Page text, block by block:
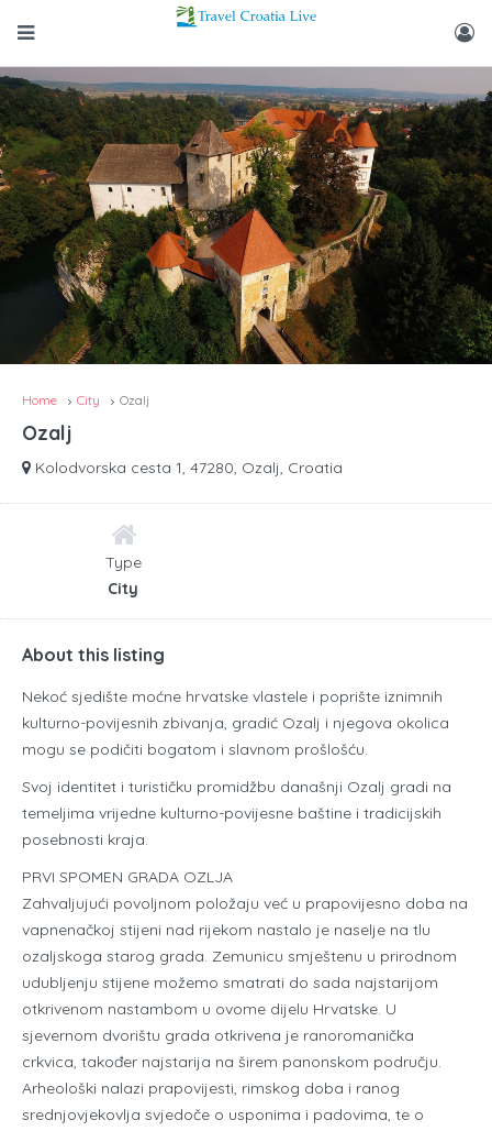
Home City Ozalj
Ozalj
Kolodvorska cesta 1, 47280, Ozalj, Croatia
Type
City
About this listing
Nekoć sjedište moćne hrvatske vlastele i poprište iznimnih
kulturno-povijesnih zbivanja, gradić Ozalj i njegova okolica
mogu se podičiti bogatom i slavnom prošlošću.
Svoj identitet i turističku promidžbu današnji Ozalj gradi na
temeljima vrijedne kulturno-povijesne baštine i tradicijskih
posebnosti kraja.
PRVI SPOMEN GRADA OZLJA
Zahvaljujući povoljnom položaju već u prapovijesno doba na
vapnenačkoj stijeni nad rijekom nastalo je naselje na tlu
ozaljskoga starog grada. Zemunicu smještenu u prirodnom
udubljenju stijene možemo smatrati do sada najstarijom
otkrivenom nastambom u ovome dijelu Hrvatske. U
sjevernom dvorištu grada otkrivena je ranoromanička
crkvica, također najstarija na širem panonskom području.
Arheološki nalazi prapovijesti, rimskog doba i ranog
srednjovjekovlja svjedoče o usponima i padovima, te o